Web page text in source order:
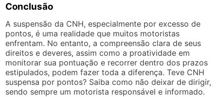
Conclusão
A suspensão da CNH, especialmente por excesso de
pontos, é uma realidade que muitos motoristas
enfrentam. No entanto, a compreensão clara de seus
direitos e deveres, assim como a proatividade em
monitorar sua pontuação e recorrer dentro dos prazos
estipulados, podem fazer toda a diferença. Teve CNH
suspensa por pontos? Saiba como não deixar de dirigir,
sendo sempre um motorista responsável e informado.